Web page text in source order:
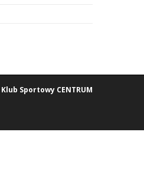
Klub Sportowy CENTRUM